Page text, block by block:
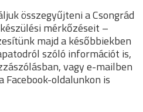
összegyűjteni a Csongrád
mérkőzéseit –
majd a későbbiekben
szóló információt is,
vagy e-mailben
Facebook-oldalunkon is